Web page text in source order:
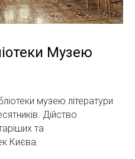
Музею
музею літератури
Дійство
та
Києва.